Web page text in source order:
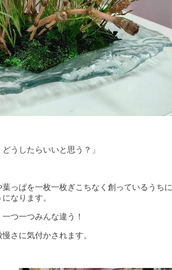
うしたらいいと思う？」
っぱを一枚一枚ぎこちなく創っているうちに
なります。
つ一つみんな違う！
さに気付かされます。